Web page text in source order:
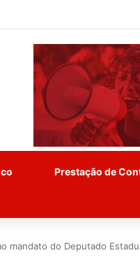
Prestação de
mandato do Deputado